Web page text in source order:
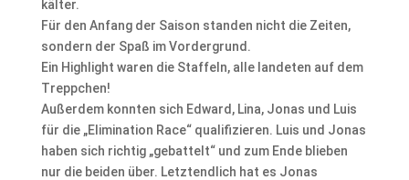
kälter.
Für den Anfang der Saison standen nicht die Zeiten,
sondern der Spaß im Vordergrund.
Ein Highlight waren die Staffeln, alle landeten auf dem
Treppchen!
Außerdem konnten sich Edward, Lina, Jonas und Luis
für die „Elimination Race“ qualifizieren. Luis und Jonas
haben sich richtig „gebattelt“ und zum Ende blieben
nur die beiden über. Letztendlich hat es Jonas